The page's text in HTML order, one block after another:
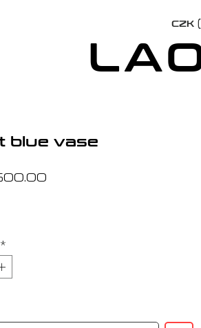
CZK
blue vase
*